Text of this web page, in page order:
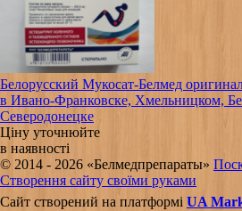
Белорусский Мукосат-Белмед
в Ивано-Франковске, Хмельницком,
Северодонецке
Ціну уточнюйте
в наявності
© 2014 - 2026 «Белмедпрепараты»
Створення сайту своїми руками
Сайт створений на платформі UA